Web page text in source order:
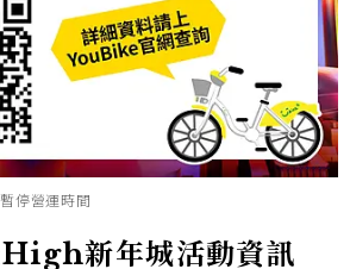
停營運時間
新年城活動資訊